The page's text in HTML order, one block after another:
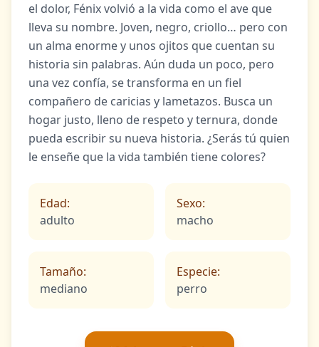
el dolor, Fénix volvió a la vida como el ave que
lleva su nombre. Joven, negro, criollo… pero con
un alma enorme y unos ojitos que cuentan su
historia sin palabras. Aún duda un poco, pero
una vez confía, se transforma en un fiel
compañero de caricias y lametazos. Busca un
hogar justo, lleno de respeto y ternura, donde
pueda escribir su nueva historia. ¿Serás tú quien
le enseñe que la vida también tiene colores?
Edad:
adulto
Sexo:
macho
Tamaño:
mediano
Especie:
perro